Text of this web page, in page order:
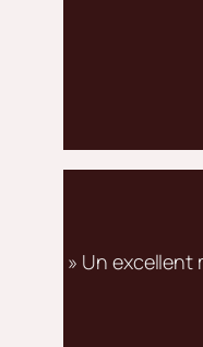
» Un excellent